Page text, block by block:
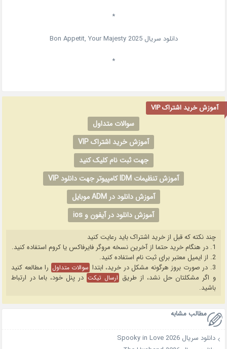
*
دانلود سریال Bon Appetit, Your Majesty 2025
*
آموزش خرید اشتراک VIP
سوالات متداول
آموزش خرید اشتراک VIP
جهت ثبت نام کلیک کنید
آموزش تنظیمات IDM کامپیوتر جهت دانلود VIP
آموزش دانلود در ADM موبایل
آموزش دانلود در آیفون و ios
چند نکته که قبل از خرید اشتراک باید رعایت کنید
1. در هنگام خرید حتما از آخرین نسخه مروگر فایرفاکس یا کروم استفاده کنید.
2. از ایمیل معتبر برای ثبت نام استفاده کنید.
3. در صورت بروز هرگونه مشکل در خرید، ابتدا
سوالات متداول را مطالعه کنید
و اگر مشکلتان حل نشد، از طریق ارسال تیکت در پنل خود، باما در ارتباط
باشید.
مطالب مشابه
دانلود سریال Spooky in Love 2026